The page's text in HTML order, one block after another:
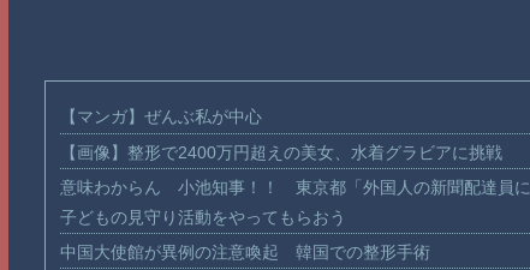
【マンガ】ぜんぶ私が中心
【画像】整形で2400万円超えの美女、水着グラビアに挑戦
意味わからん 小池知事！！ 東京都「外国人の新聞配達員に
子どもの見守り活動をやってもらおう
中国大使館が異例の注意喚起 韓国での整形手術